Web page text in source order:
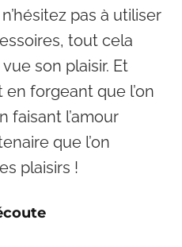
pas à utiliser
tout cela
son plaisir. Et
en forgeant que l’on
faisant l’amour
que l’on
plaisirs !